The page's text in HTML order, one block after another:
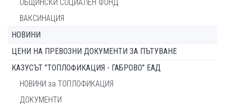
ОБЩИНСКИ СОЦИАЛЕН ФОНД
ВАКСИНАЦИЯ
НОВИНИ
ЦЕНИ НА ПРЕВОЗНИ ДОКУМЕНТИ ЗА ПЪТУВАНЕ
КАЗУСЪТ "ТОПЛОФИКАЦИЯ - ГАБРОВО" ЕАД
НОВИНИ за ТОПЛОФИКАЦИЯ
ДОКУМЕНТИ